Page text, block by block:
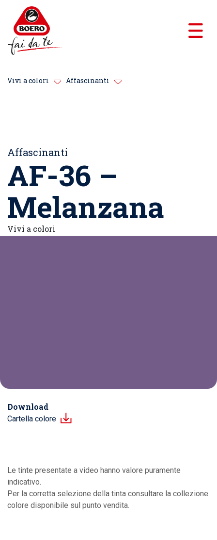
Vivi a colori Affascinanti
Affascinanti
AF-36 –
Melanzana
Vivi a colori
Download
Cartella colore
Le tinte presentate a video hanno valore puramente
indicativo.
Per la corretta selezione della tinta consultare la collezione
colore disponibile sul punto vendita.